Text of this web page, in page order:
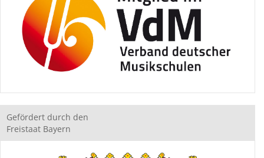
Gefördert durch den
Freistaat Bayern